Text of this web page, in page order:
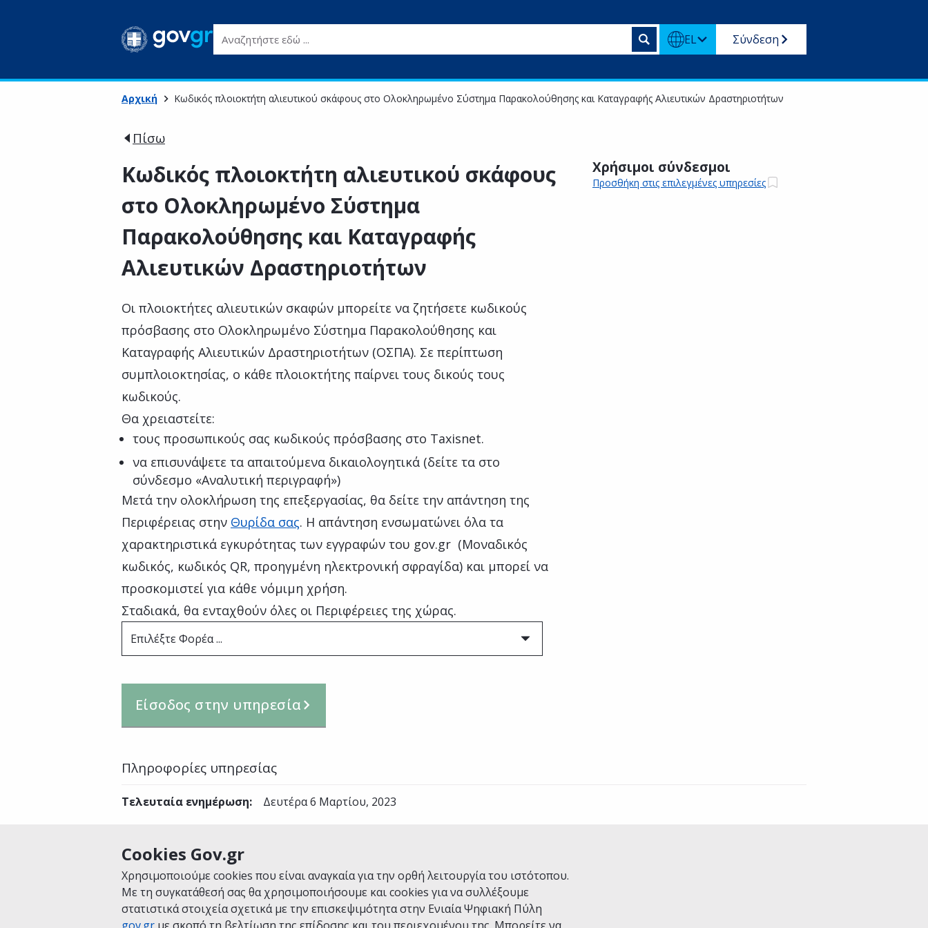
Cookies Gov.gr
Χρησιμοποιούμε cookies που είναι αναγκαία για την ορθή λειτουργία του ιστότοπου.
Με τη συγκατάθεσή σας θα χρησιμοποιήσουμε και cookies για να συλλέξουμε
στατιστικά στοιχεία σχετικά με την επισκεψιμότητα στην Ενιαία Ψηφιακή Πύλη
Αναζητήστε εδώ ... EL Σύνδεση
Αρχική Κωδικός πλοιοκτήτη αλιευτικού σκάφους στο Ολοκληρωμένο Σύστημα Παρακολούθησης και Καταγραφής Αλιευτικών Δραστηριοτήτων
Πίσω
Κωδικός πλοιοκτήτη αλιευτικού σκάφους
στο Ολοκληρωμένο Σύστημα
Παρακολούθησης και Καταγραφής
Αλιευτικών Δραστηριοτήτων
Οι πλοιοκτήτες αλιευτικών σκαφών μπορείτε να ζητήσετε κωδικούς
πρόσβασης στο Ολοκληρωμένο Σύστημα Παρακολούθησης και
Καταγραφής Αλιευτικών Δραστηριοτήτων (ΟΣΠΑ). Σε περίπτωση
συμπλοιοκτησίας, ο κάθε πλοιοκτήτης παίρνει τους δικούς τους
κωδικούς.
Θα χρειαστείτε:
τους προσωπικούς σας κωδικούς πρόσβασης στο Taxisnet.
να επισυνάψετε τα απαιτούμενα δικαιολογητικά (δείτε τα στο
σύνδεσμο «Αναλυτική περιγραφή»)
Μετά την ολοκλήρωση της επεξεργασίας, θα δείτε την απάντηση της
Περιφέρειας στην Θυρίδα σας. Η απάντηση ενσωματώνει όλα τα
χαρακτηριστικά εγκυρότητας των εγγραφών του gov.gr (Μοναδικός
κωδικός, κωδικός QR, προηγμένη ηλεκτρονική σφραγίδα) και μπορεί να
προσκομιστεί για κάθε νόμιμη χρήση.
Σταδιακά, θα ενταχθούν όλες οι Περιφέρειες της χώρας.
Επιλέξτε Φορέα ...
Είσοδος στην υπηρεσία
Χρήσιμοι σύνδεσμοι
Προσθήκη στις επιλεγμένες υπηρεσίες
Πληροφορίες υπηρεσίας
Τελευταία ενημέρωση: Δευτέρα 6 Μαρτίου, 2023
Είναι χρήσιμη αυτή η σελίδα;